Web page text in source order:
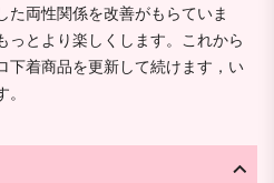
た両性関係を改善がもらていま
っとより楽しくします。これから
下着商品を更新して続けます，い